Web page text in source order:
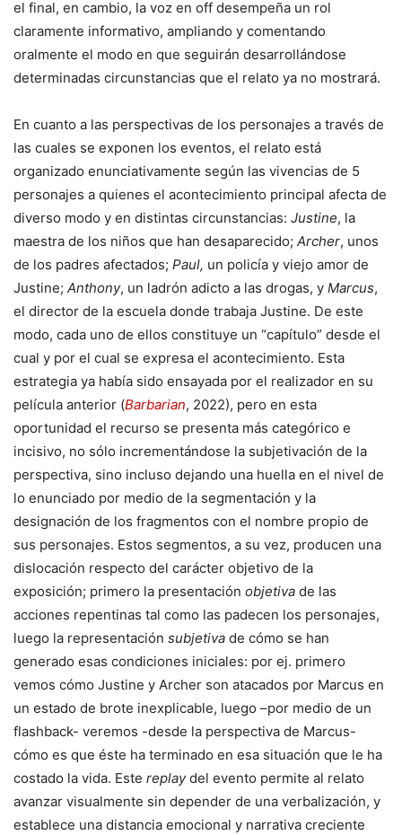
el final, en cambio, la voz en off desempeña un rol
claramente informativo, ampliando y comentando
oralmente el modo en que seguirán desarrollándose
determinadas circunstancias que el relato ya no mostrará.
En cuanto a las perspectivas de los personajes a través de
las cuales se exponen los eventos, el relato está
organizado enunciativamente según las vivencias de 5
personajes a quienes el acontecimiento principal afecta de
diverso modo y en distintas circunstancias: Justine, la
maestra de los niños que han desaparecido; Archer, unos
de los padres afectados; Paul, un policía y viejo amor de
Justine; Anthony, un ladrón adicto a las drogas, y Marcus,
el director de la escuela donde trabaja Justine. De este
modo, cada uno de ellos constituye un “capítulo” desde el
cual y por el cual se expresa el acontecimiento. Esta
estrategia ya había sido ensayada por el realizador en su
película anterior (Barbarian, 2022), pero en esta
oportunidad el recurso se presenta más categórico e
incisivo, no sólo incrementándose la subjetivación de la
perspectiva, sino incluso dejando una huella en el nivel de
lo enunciado por medio de la segmentación y la
designación de los fragmentos con el nombre propio de
sus personajes. Estos segmentos, a su vez, producen una
dislocación respecto del carácter objetivo de la
exposición; primero la presentación objetiva de las
acciones repentinas tal como las padecen los personajes,
luego la representación subjetiva de cómo se han
generado esas condiciones iniciales: por ej. primero
vemos cómo Justine y Archer son atacados por Marcus en
un estado de brote inexplicable, luego –por medio de un
flashback- veremos -desde la perspectiva de Marcus-
cómo es que éste ha terminado en esa situación que le ha
costado la vida. Este replaydel evento permite al relato
avanzar visualmente sin depender de una verbalización, y
establece una distancia emocional y narrativa creciente